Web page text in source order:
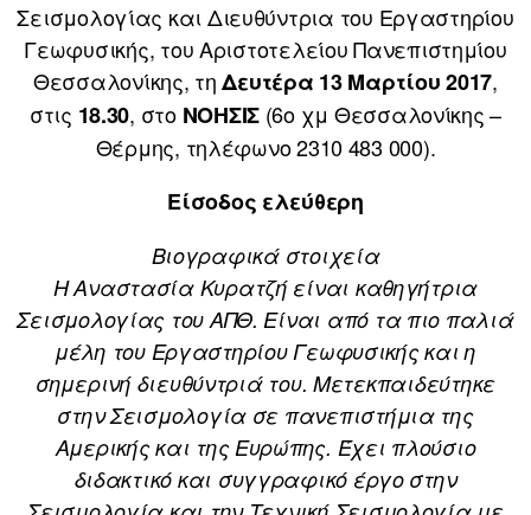
Σεισμολογίας και Διευθύντρια του Εργαστηρίου
Γεωφυσικής, του Αριστοτελείου Πανεπιστημίου
Θεσσαλονίκης, τηΔευτέρα 13 Μαρτίου 2017,
στις 18.30, στο ΝΟΗΣΙΣ (6ο χμ Θεσσαλονίκης –
Θέρμης, τηλέφωνο 2310 483 000).
Είσοδος ελεύθερη
Βιογραφικά στοιχεία
Η Αναστασία Κυρατζή είναι καθηγήτρια
Σεισμολογίας του ΑΠΘ. Είναι από τα πιο παλιά
μέλη του Εργαστηρίου Γεωφυσικής και η
σημερινή διευθύντριά του. Μετεκπαιδεύτηκε
στην Σεισμολογία σε πανεπιστήμια της
Αμερικής και της Ευρώπης. Έχει πλούσιο
διδακτικό και συγγραφικό έργο στην